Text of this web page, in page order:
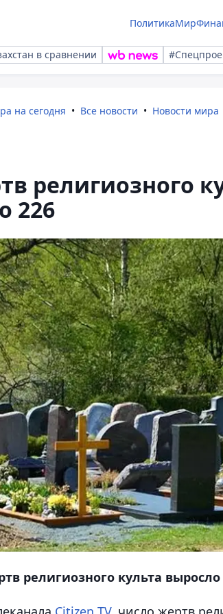
ПолитикаМир
в сравнении
на сегодня Все новости Новости мира
религиозного
226
религиозного культа